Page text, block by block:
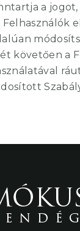
a
Felhasználók
követően a